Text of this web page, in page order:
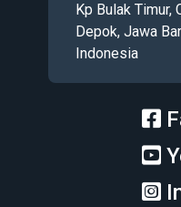
Kp Bulak Timur,
Depok, Jawa
Indonesia